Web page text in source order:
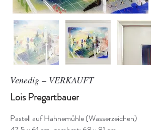
Venedig – VERKAUFT
Lois Pregartbauer
Pastell auf Hahnemühle (Wasserzeichen)